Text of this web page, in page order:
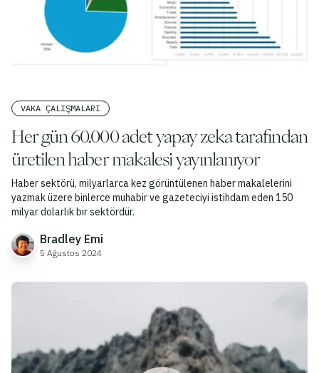
VAKA ÇALIŞMALARI
Her gün 60.000 adet yapay zeka tarafından
üretilen haber makalesi yayınlanıyor
Haber sektörü, milyarlarca kez görüntülenen haber makalelerini
yazmak üzere binlerce muhabir ve gazeteciyi istihdam eden 150
milyar dolarlık bir sektördür.
Bradley Emi
5 Ağustos 2024